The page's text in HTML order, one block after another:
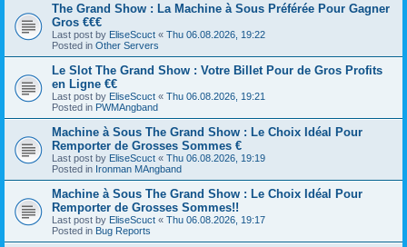
The Grand Show : La Machine à Sous Préférée Pour Gagner
Gros €€€
Last post by EliseScuct « Thu 06.08.2026, 19:22
Posted in Other Servers
Le Slot The Grand Show : Votre Billet Pour de Gros Profits
en Ligne €€
Last post by EliseScuct « Thu 06.08.2026, 19:21
Posted in PWMAngband
Machine à Sous The Grand Show : Le Choix Idéal Pour
Remporter de Grosses Sommes €
Last post by EliseScuct « Thu 06.08.2026, 19:19
Posted in Ironman MAngband
Machine à Sous The Grand Show : Le Choix Idéal Pour
Remporter de Grosses Sommes!!
Last post by EliseScuct « Thu 06.08.2026, 19:17
Posted in Bug Reports